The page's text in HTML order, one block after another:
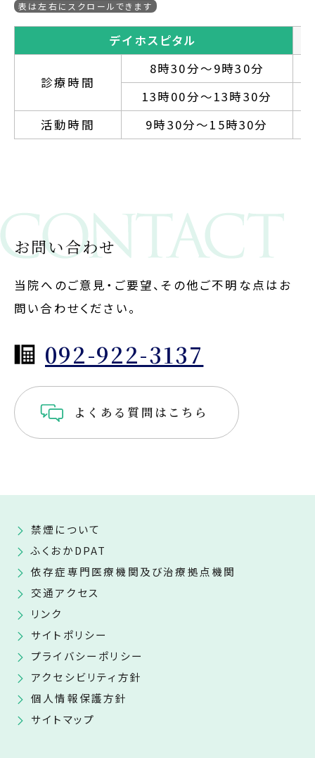
デイホスピタル
診療時間
8時30分～9時30分
13時00分～13時30分
活動時間
9時30分～15時30分
お問い合わせ
当院へのご意見・ご要望、その他ご不明な点はお
問い合わせください。
092-922-3137
よくある質問はこちら
禁煙について
ふくおかDPAT
依存症専門医療機関及び治療拠点機関
交通アクセス
リンク
サイトポリシー
プライバシーポリシー
アクセシビリティ方針
個人情報保護方針
サイトマップ